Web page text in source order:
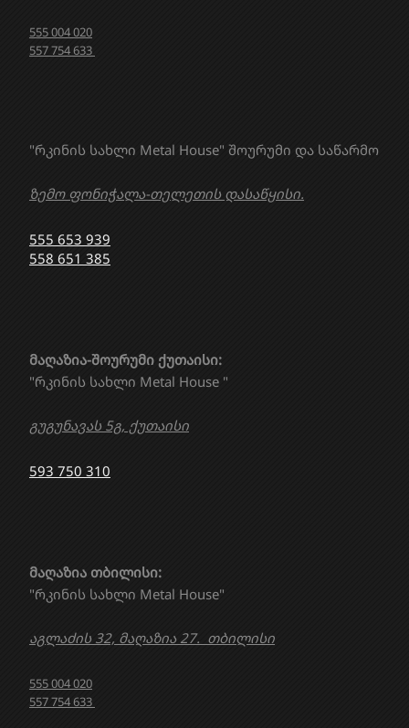
"რკინის სახლი Metal House" შოურუმი და საწარმო
ზემო ფონიჭალა-თელეთის დასაწყისი.
555 653 939
558 651 385
მაღაზია თბილისი:
"რკინის სახლი Metal House"
აგლაძის 32, მაღაზია 27. თბილისი
555 004 020
557 754 633
მაღაზია-შოურუმი ქუთაისი:
"რკინის სახლი Metal House "
გუგუნავას 5გ, ქუთაისი
593 750 310
555 004 020
557 754 633